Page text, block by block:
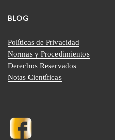
BLOG
Políticas de Privacidad
Normas y Procedimientos
Derechos Reservados
Notas Científicas